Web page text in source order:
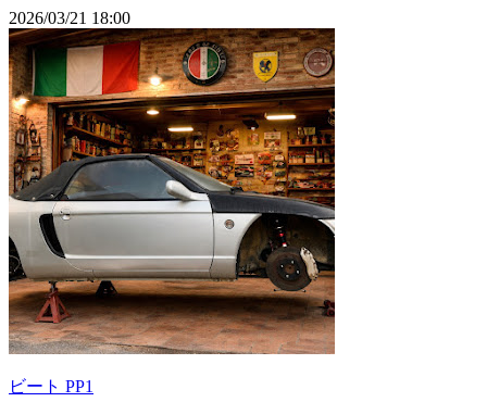
2026/03/21 18:00
ビート PP1